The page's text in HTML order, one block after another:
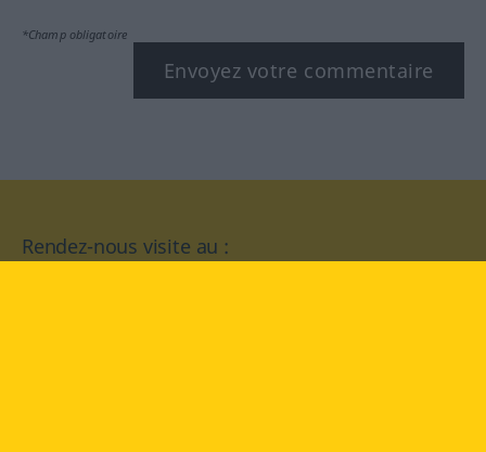
*Champ obligatoire
Envoyez votre commentaire
Rendez-nous visite au :